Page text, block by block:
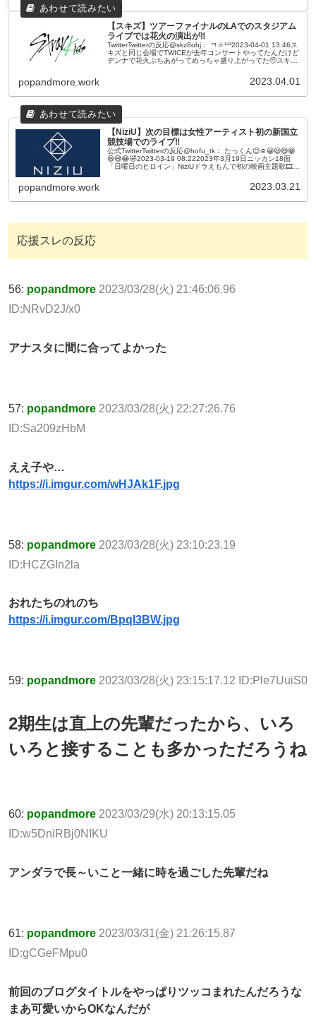
【スキズ】ツアーファイナルのLAでのスタジアム
ライブでは花火の演出が‼
TwitterTwitterの反応@skz8ohj： ㅋㅎ¹⁴³2023-04-01 13:46ス
キズと同じ会場でTWICEが去年コンサートやってたんだけど
デンナで花火ぶちあがってめっちゃ盛り上がってた🥺スキズ
popandmore.work 2023.04.01
【NiziU】次の目標は女性アーティスト初の新国立
競技場でのライブ‼
公式TwitterTwitterの反応@hofu_tk： たっくん😊☺️😀😃😄😁
😆😅😂🤣2023-03-19 08:222023年3月19日ニッカン18面
「日曜日のヒロイン」NiziUドラえもんで初の映画主題歌🎞🎟
popandmore.work 2023.03.21
応援スレの反応
56: popandmore 2023/03/28(火) 21:46:06.96
ID:NRvD2J/x0
アナスタに間に合ってよかった
57: popandmore 2023/03/28(火) 22:27:26.76
ID:Sa209zHbM
ええ子や…
https://i.imgur.com/wHJAk1F.jpg
58: popandmore 2023/03/28(火) 23:10:23.19
ID:HCZGIn2la
おれたちのれのち
https://i.imgur.com/BpqI3BW.jpg
59: popandmore 2023/03/28(火) 23:15:17.12 ID:Ple7UuiS0
2期生は直上の先輩だったから、いろ
いろと接することも多かっただろうね
60: popandmore 2023/03/29(水) 20:13:15.05
ID:w5DniRBj0NIKU
アンダラで長～いこと一緒に時を過ごした先輩だね
61: popandmore 2023/03/31(金) 21:26:15.87
ID:gCGeFMpu0
前回のブログタイトルをやっぱりツッコまれたんだろうな
まあ可愛いからOKなんだが